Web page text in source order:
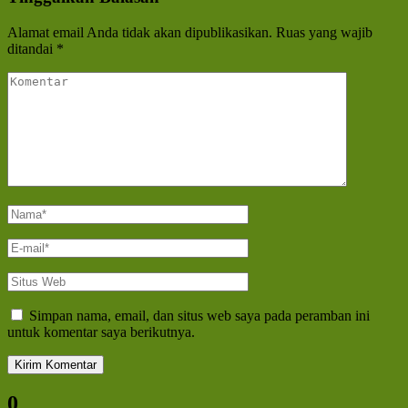
Alamat email Anda tidak akan dipublikasikan. Ruas yang wajib
ditandai *
Komentar
Nama*
E-
mail*
Situs
Web
Simpan nama, email, dan situs web saya pada peramban ini
untuk komentar saya berikutnya.